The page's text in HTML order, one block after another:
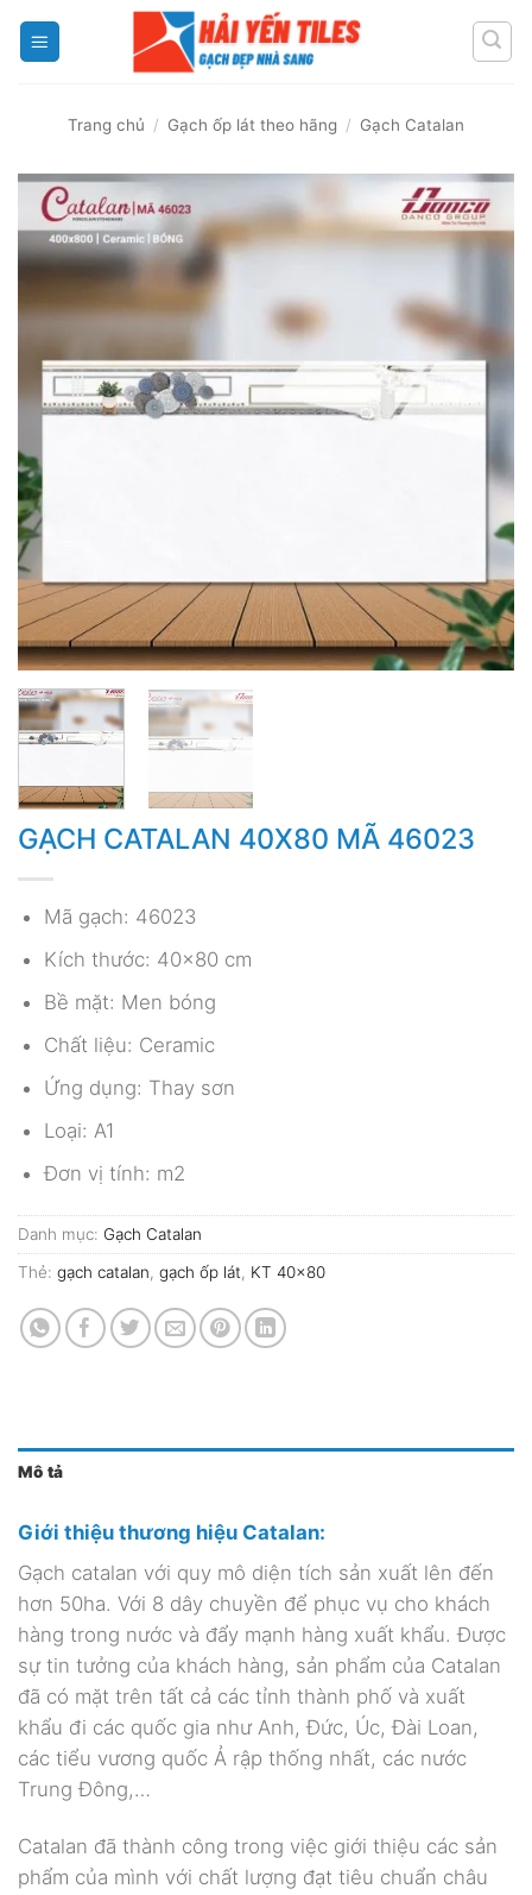
Trang chủ / Gạch ốp lát theo hãng / Gạch Catalan
GẠCH CATALAN 40X80 MÃ 46023
Mã gạch: 46023
Kích thước: 40×80 cm
Bề mặt: Men bóng
Chất liệu: Ceramic
Ứng dụng: Thay sơn
Loại: A1
Đơn vị tính: m2
Danh mục: Gạch Catalan
Thẻ: gạch catalan, gạch ốp lát, KT 40x80
Mô tả
Giới thiệu thương hiệu Catalan:
Gạch catalan với quy mô diện tích sản xuất lên đến
hơn 50ha. Với 8 dây chuyền để phục vụ cho khách
hàng trong nước và đẩy mạnh hàng xuất khẩu. Được
sự tin tưởng của khách hàng, sản phẩm của Catalan
đã có mặt trên tất cả các tỉnh thành phố và xuất
khẩu đi các quốc gia như Anh, Đức, Úc, Đài Loan,
các tiểu vương quốc Ả rập thống nhất, các nước
Trung Đông,…
Catalan đã thành công trong việc giới thiệu các sản
phẩm của mình với chất lượng đạt tiêu chuẩn châu